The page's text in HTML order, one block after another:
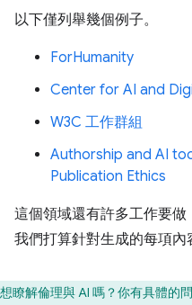
以下僅列舉幾個例子。
ForHumanity
Center for AI and
W3C 工作群組
Authorship and AI
Publication Ethics
這個領域還有許多工作要做
我們打算針對生成的每項內
想瞭解倫理與 AI 嗎？你有具體的